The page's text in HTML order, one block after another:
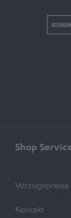
Shop
Kontakt